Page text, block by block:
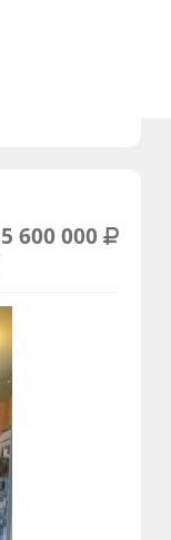
5 600 000